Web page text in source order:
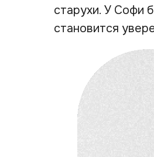
старухи. У Софи
становится